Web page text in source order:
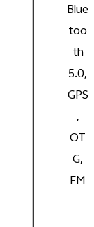
Blue
too
th
5.0,
GPS
,
OT
G,
FM